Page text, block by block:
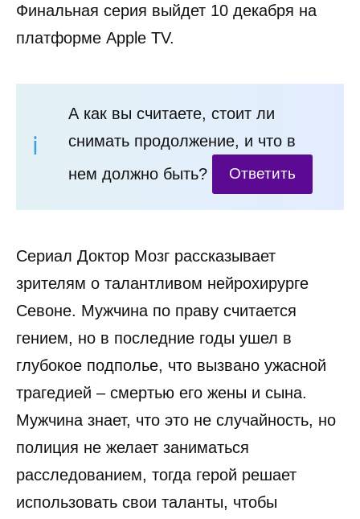
Финальная серия выйдет 10 декабря на
платформе Apple TV.
А как вы считаете, стоит ли
снимать продолжение, и что в
нем должно быть?
Ответить
Сериал Доктор Мозг рассказывает
зрителям о талантливом нейрохирурге
Севоне. Мужчина по праву считается
гением, но в последние годы ушел в
глубокое подполье, что вызвано ужасной
трагедией – смертью его жены и сына.
Мужчина знает, что это не случайность, но
полиция не желает заниматься
расследованием, тогда герой решает
использовать свои таланты, чтобы